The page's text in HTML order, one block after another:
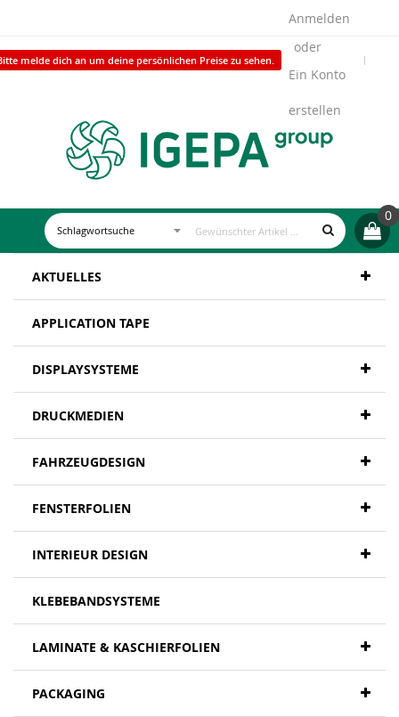
melde dich an um deine persönlichen Preise zu sehen.
Anmelden
Ein Konto
erstellen
0
AKTUELLES
APPLICATION TAPE
DISPLAYSYSTEME
DRUCKMEDIEN
FAHRZEUGDESIGN
FENSTERFOLIEN
INTERIEUR DESIGN
KLEBEBANDSYSTEME
LAMINATE & KASCHIERFOLIEN
PACKAGING